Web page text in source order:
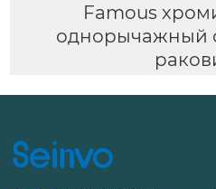
Famous
однорычажный